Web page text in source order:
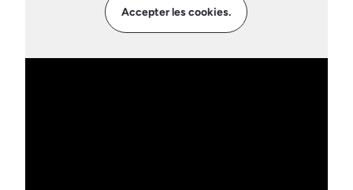
Accepter les cookies.